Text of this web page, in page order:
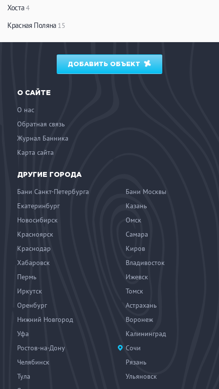
Хоста4
Красная Поляна 15
ДОБАВИТЬ ОБЪЕКТ
О САЙТЕ
О нас
Обратная связь
Журнал Банника
Карта сайта
ДРУГИЕ ГОРОДА
Бани Санкт-Петербурга
Бани Москвы
Екатеринбург
Казань
Новосибирск
Омск
Красноярск
Самара
Краснодар
Киров
Хабаровск
Владивосток
Пермь
Ижевск
Иркутск
Томск
Оренбург
Астрахань
Нижний Новгород
Воронеж
Уфа
Калининград
Ростов-на-Дону
Сочи
Челябинск
Рязань
Тула
Ульяновск